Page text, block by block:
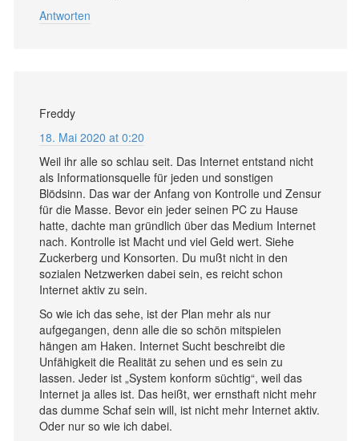
Antworten
Freddy
18. Mai 2020 at 0:20
Weil ihr alle so schlau seit. Das Internet entstand nicht
als Informationsquelle für jeden und sonstigen
Blödsinn. Das war der Anfang von Kontrolle und Zensur
für die Masse. Bevor ein jeder seinen PC zu Hause
hatte, dachte man gründlich über das Medium Internet
nach. Kontrolle ist Macht und viel Geld wert. Siehe
Zuckerberg und Konsorten. Du mußt nicht in den
sozialen Netzwerken dabei sein, es reicht schon
Internet aktiv zu sein.
So wie ich das sehe, ist der Plan mehr als nur
aufgegangen, denn alle die so schön mitspielen
hängen am Haken. Internet Sucht beschreibt die
Unfähigkeit die Realität zu sehen und es sein zu
lassen. Jeder ist „System konform süchtig“, weil das
Internet ja alles ist. Das heißt, wer ernsthaft nicht mehr
das dumme Schaf sein will, ist nicht mehr Internet aktiv.
Oder nur so wie ich dabei.